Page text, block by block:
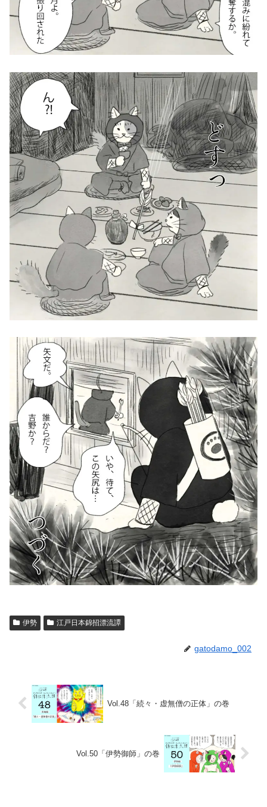
伊勢 江戸日本錦招漂流譚
gatodamo_002
Vol.48「続々・虚無僧の正体」の巻
Vol.50「伊勢御師」の巻